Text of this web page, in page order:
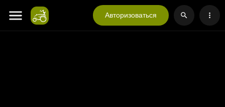
Авторизоваться